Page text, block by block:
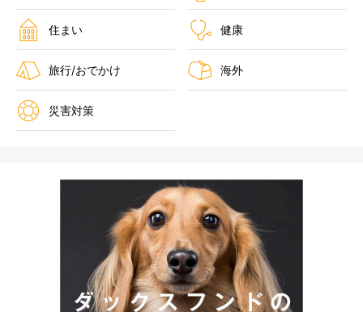
住まい 健康
旅行/おでかけ 海外
災害対策